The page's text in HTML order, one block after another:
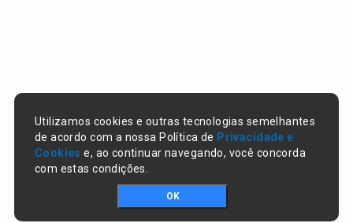
Utilizamos cookies e outras tecnologias semelhantes
de acordo com a nossa Política de Privacidade e
Cookies e, ao continuar navegando, você concorda
com estas condições.
OK